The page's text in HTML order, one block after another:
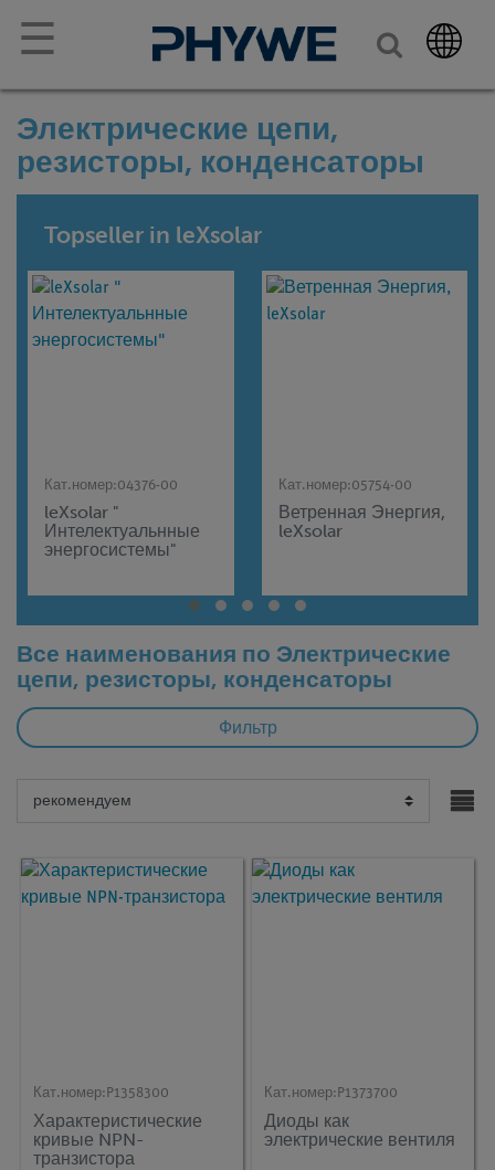
☰
Электрические цепи,
резисторы, конденсаторы
Topseller in leXsolar
Кат.номер:04376-00
leXsolar "
Интелектуальнные
энергосистемы"
Кат.номер:05754-00
Ветренная Энергия,
leXsolar
Все наименования по Электрические
цепи, резисторы, конденсаторы
Фильтр
Кат.номер: P1358300
Характеристические
кривые NPN-
транзистора
Кат.номер: P1373700
Диоды как
электрические вентиля